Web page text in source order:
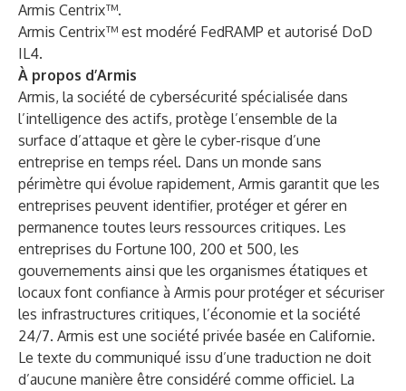
Armis Centrix™.
Armis Centrix™ est modéré FedRAMP et autorisé DoD
IL4.
À propos d’Armis
Armis, la société de cybersécurité spécialisée dans
l’intelligence des actifs, protège l’ensemble de la
surface d’attaque et gère le cyber-risque d’une
entreprise en temps réel. Dans un monde sans
périmètre qui évolue rapidement, Armis garantit que les
entreprises peuvent identifier, protéger et gérer en
permanence toutes leurs ressources critiques. Les
entreprises du Fortune 100, 200 et 500, les
gouvernements ainsi que les organismes étatiques et
locaux font confiance à Armis pour protéger et sécuriser
les infrastructures critiques, l’économie et la société
24/7. Armis est une société privée basée en Californie.
Le texte du communiqué issu d’une traduction ne doit
d’aucune manière être considéré comme officiel. La